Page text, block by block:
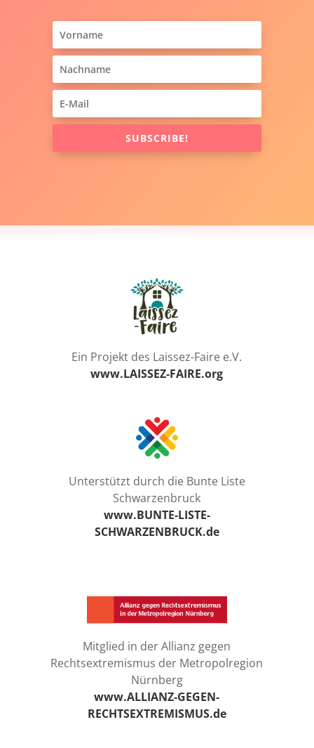
SUBSCRIBE!
Ein Projekt des Laissez-Faire e.V.
www.LAISSEZ-FAIRE.org
Unterstützt durch die Bunte Liste
Schwarzenbruck
www.BUNTE-LISTE-
SCHWARZENBRUCK.de
Mitglied in der Allianz gegen
Rechtsextremismus der Metropolregion
Nürnberg
www.ALLIANZ-GEGEN-
RECHTSEXTREMISMUS.de